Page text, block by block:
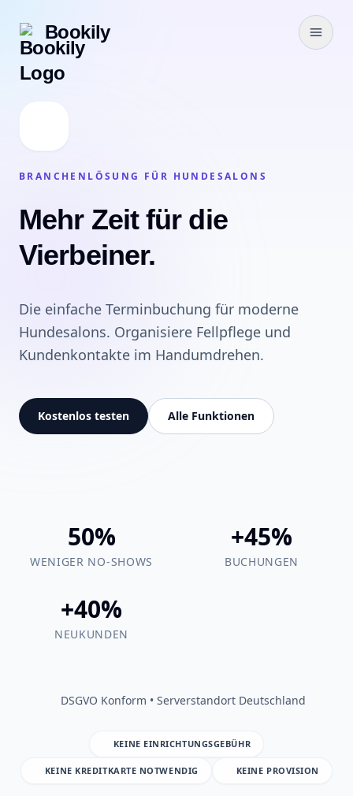
Bookily
BRANCHENLÖSUNG FÜR HUNDESALONS
Mehr Zeit für die
Vierbeiner.
Die einfache Terminbuchung für moderne
Hundesalons. Organisiere Fellpflege und
Kundenkontakte im Handumdrehen.
Kostenlos testen Alle Funktionen
50%
WENIGER NO-SHOWS
+45%
BUCHUNGEN
+40%
NEUKUNDEN
DSGVO Konform • Serverstandort Deutschland
KEINE EINRICHTUNGSGEBÜHR
KEINE KREDITKARTE NOTWENDIG KEINE PROVISION